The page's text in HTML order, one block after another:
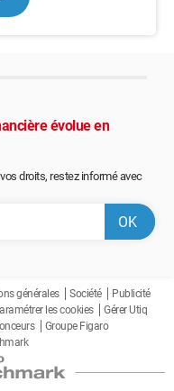
évolue en
droits, restez informé avec
générales Société
Publicité
les cookies
Gérer Utiq
Groupe Figaro